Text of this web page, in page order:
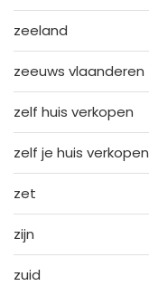
zeeland
zeeuws vlaanderen
zelf huis verkopen
zelf je huis verkopen
zet
zijn
zuid